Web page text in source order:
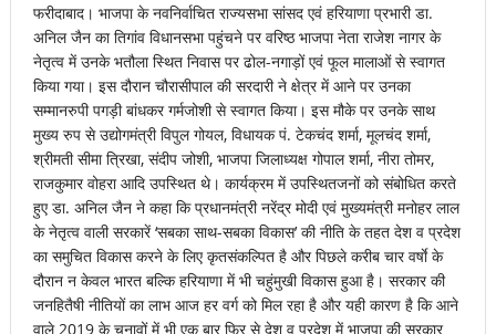
फरीदाबाद। भाजपा के नवनिर्वाचित राज्यसभा सांसद एवं हरियाणा प्रभारी डा.
अनिल जैन का तिगांव विधानसभा पहुंचने पर वरिष्ठ भाजपा नेता राजेश नागर के
नेतृत्व में उनके भतौला स्थित निवास पर ढोल-नगाड़ों एवं फूल मालाओं से स्वागत
किया गया। इस दौरान चौरासीपाल की सरदारी ने क्षेत्र में आने पर उनका
सम्मानरुपी पगड़ी बांधकर गर्मजोशी से स्वागत किया। इस मौके पर उनके साथ
मुख्य रुप से उद्योगमंत्री विपुल गोयल, विधायक पं. टेकचंद शर्मा, मूलचंद शर्मा,
श्रीमती सीमा त्रिखा, संदीप जोशी, भाजपा जिलाध्यक्ष गोपाल शर्मा, नीरा तोमर,
राजकुमार वोहरा आदि उपस्थित थे। कार्यक्रम में उपस्थितजनों को संबोधित करते
हुए डा. अनिल जैन ने कहा कि प्रधानमंत्री नरेंद्र मोदी एवं मुख्यमंत्री मनोहर लाल
के नेतृत्व वाली सरकारें ‘सबका साथ-सबका विकास’ की नीति के तहत देश व प्रदेश
का समुचित विकास करने के लिए कृतसंकल्पित है और पिछले करीब चार वर्षाे के
दौरान न केवल भारत बल्कि हरियाणा में भी चहुंमुखी विकास हुआ है। सरकार की
जनहितैषी नीतियों का लाभ आज हर वर्ग को मिल रहा है और यही कारण है कि आने
वाले 2019 के चुनावों में भी एक बार फिर से देश व प्रदेश में भाजपा की सरकार